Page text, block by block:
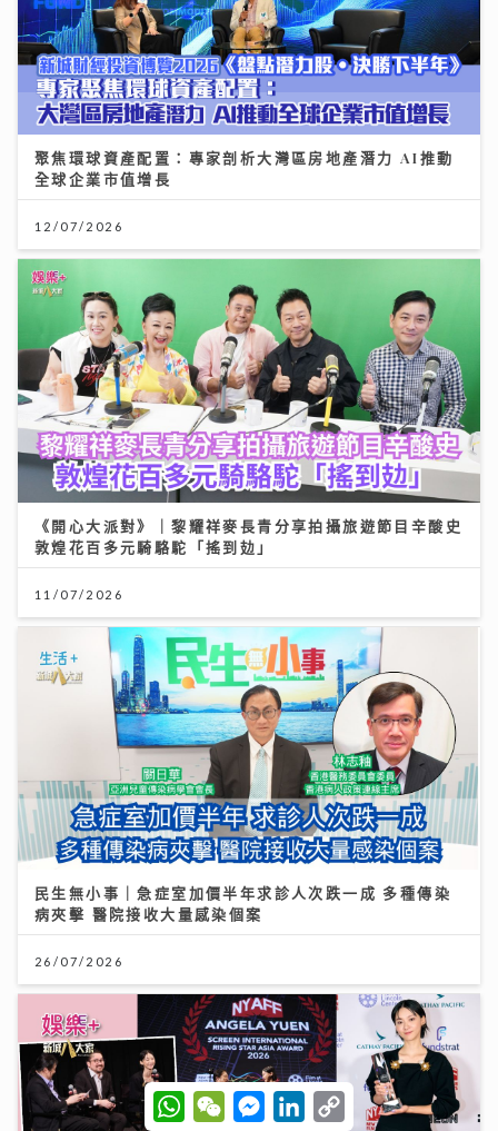
聚焦環球資產配置：專家剖析大灣區房地產潛力 AI推動
全球企業市值增長
12/07/2026
《開心大派對》｜黎耀祥麥長青分享拍攝旅遊節目辛酸史
敦煌花百多元騎駱駝「搖到攰」
11/07/2026
民生無小事｜急症室加價半年求診人次跌一成 多種傳染
病夾擊 醫院接收大量感染個案
26/07/2026
W
h
W
e
M
e
L